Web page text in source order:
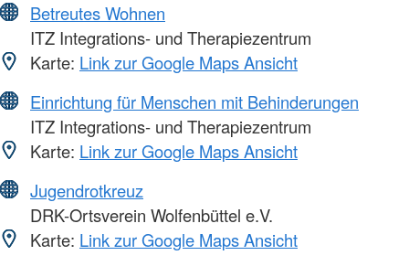
Betreutes Wohnen
ITZ Integrations- und Therapiezentrum
Karte: Link zur Google Maps Ansicht
Einrichtung für Menschen mit Behinderungen
ITZ Integrations- und Therapiezentrum
Karte: Link zur Google Maps Ansicht
Jugendrotkreuz
DRK-Ortsverein Wolfenbüttel e.V.
Karte: Link zur Google Maps Ansicht